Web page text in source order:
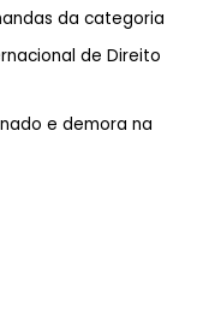
da categoria
de Direito
e demora na